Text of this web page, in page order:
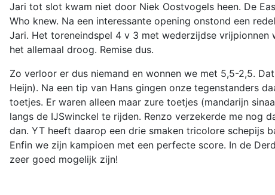
Jari tot slot kwam niet door Niek Oostvogels heen. De
Who knew. Na een interessante opening onstond een
Jari. Het toreneindspel 4 v 3 met wederzijdse
het allemaal droog. Remise dus.
Zo verloor er dus niemand en wonnen we met 5,5-2,5.
Heijn). Na een tip van Hans gingen onze tegenstanders
toetjes. Er waren alleen maar zure toetjes (mandarijn
langs de IJSwinckel te rijden. Renzo verzekerde me nog
dan. YT heeft daarop een drie smaken tricolore schepijs
Enfin we zijn kampioen met een perfecte score. In de
zeer goed mogelijk zijn!